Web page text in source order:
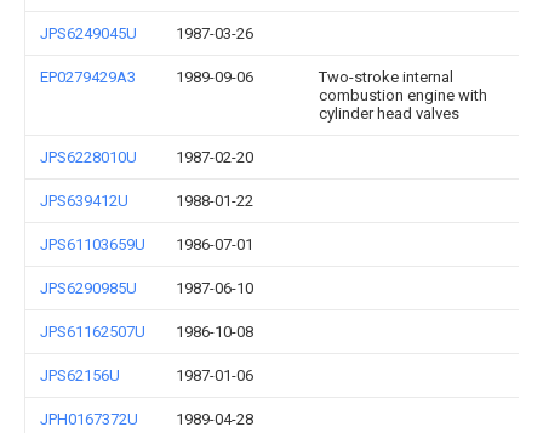
JPS6249045U 1987-03-26
EP0279429A3 1989-09-06
Two-stroke internal
combustion engine with
cylinder head valves
JPS6228010U 1987-02-20
JPS639412U 1988-01-22
JPS61103659U 1986-07-01
JPS6290985U 1987-06-10
JPS61162507U 1986-10-08
JPS62156U 1987-01-06
JPH0167372U 1989-04-28